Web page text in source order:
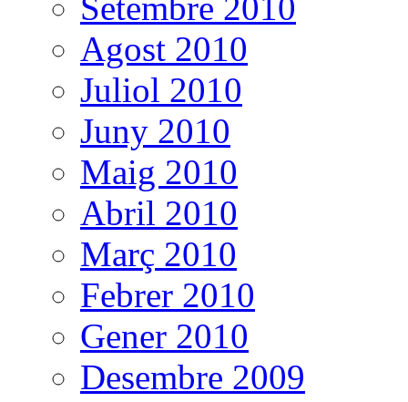
Agost 2010
Juliol 2010
Juny 2010
Maig 2010
Abril 2010
Març 2010
Febrer 2010
Gener 2010
Desembre 2009